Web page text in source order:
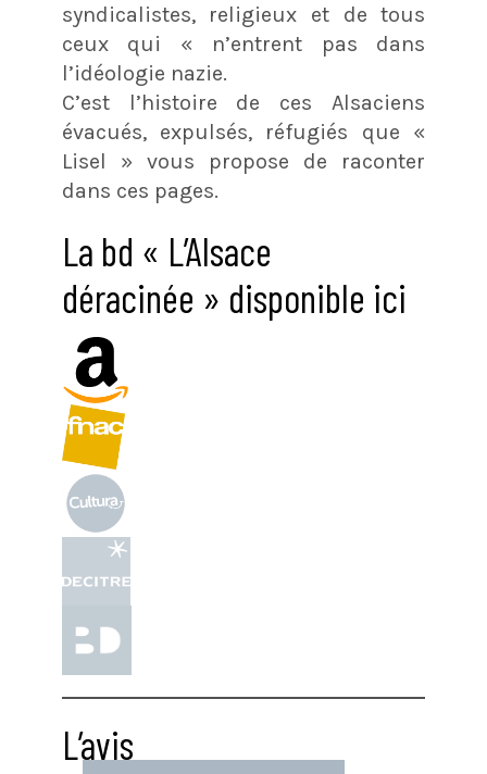
syndicalistes, religieux et de tous
ceux qui « n’entrent pas dans
l’idéologie nazie.
C’est l’histoire de ces Alsaciens
évacués, expulsés, réfugiés que «
Lisel » vous propose de raconter
dans ces pages.
La bd « L’Alsace
déracinée » disponible ici
L’avis